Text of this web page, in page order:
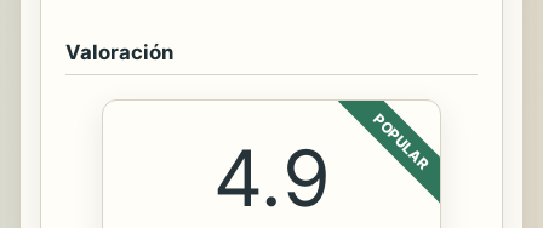
Valoración
POPULAR
4.9